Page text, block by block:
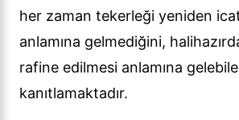
her zaman tekerleği yeniden
anlamına gelmediğini,
rafine edilmesi anlamına
kanıtlamaktadır.